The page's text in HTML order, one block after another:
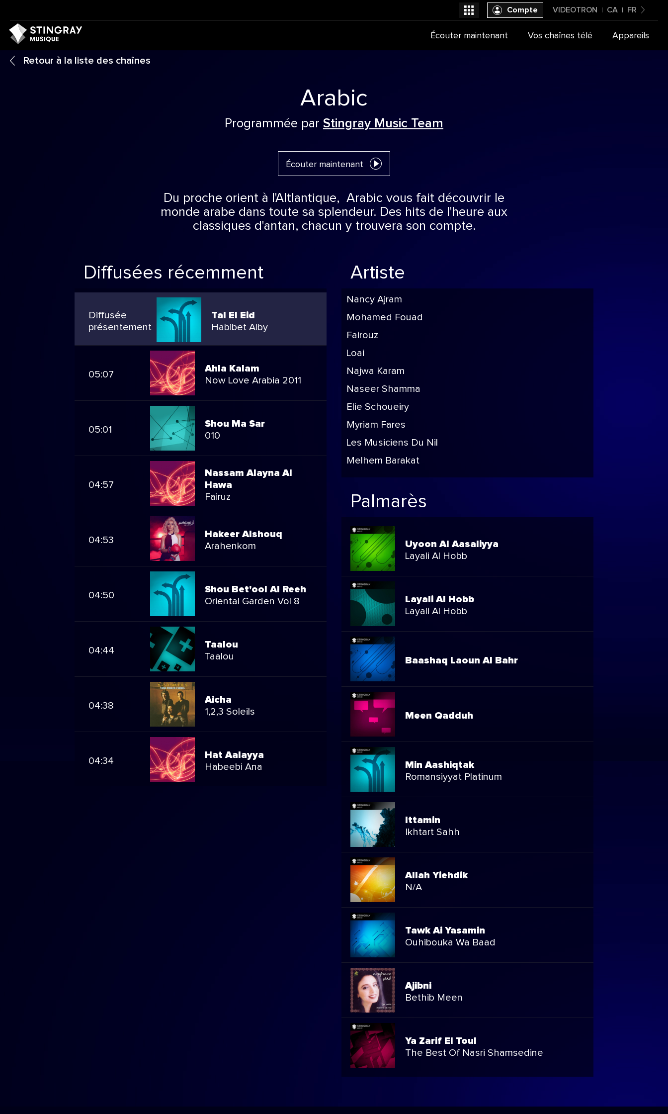
Retour à la liste des chaînes
Arabic
Programmée par Stingray Music Team
Écouter maintenant
Du proche orient à l'Altlantique, Arabic vous fait découvrir le
monde arabe dans toute sa splendeur. Des hits de l'heure aux
classiques d'antan, chacun y trouvera son compte.
Diffusées récemment
Diffusée
présentement
Tal El Eid
Habibet Alby
05:07
Ahla Kalam
Now Love Arabia 2011
05:01
Shou Ma Sar
010
04:57
Nassam Alayna Al
Hawa
Fairuz
04:53
Hakeer Alshouq
Arahenkom
04:50
Shou Bet'ool Al Reeh
Oriental Garden Vol 8
04:44
Taalou
Taalou
04:38
Aicha
1,2,3 Soleils
04:34
Hat Aalayya
Habeebi Ana
Artiste
Nancy Ajram
Mohamed Fouad
Fairouz
Loai
Najwa Karam
Naseer Shamma
Elie Schoueiry
Myriam Fares
Les Musiciens Du Nil
Melhem Barakat
Palmarès
Uyoon Al Aasaliyya
Layali Al Hobb
Layali Al Hobb
Layali Al Hobb
Baashaq Laoun Al Bahr
Meen Qadduh
Min Aashiqtak
Romansiyyat Platinum
Ittamin
Ikhtart Sahh
Allah Yiehdik
N/A
Tawk Ai Yasamin
Ouhibouka Wa Baad
Ajibni
Bethib Meen
Ya Zarif El Toul
The Best Of Nasri Shamsedine
Canada
VIDEOTRON CA FR
Compte
Écouter maintenant Vos chaînes télé Appareils